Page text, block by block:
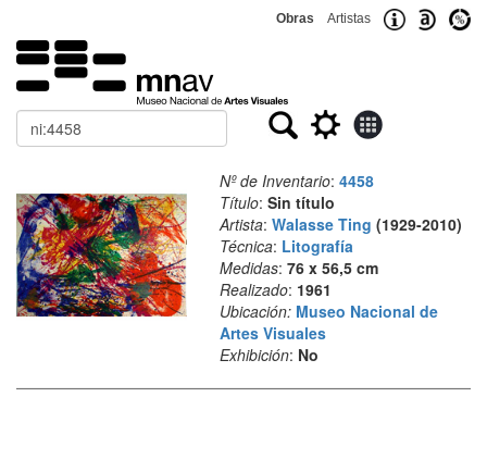
Obras Artistas
Buscar
Nº de Inventario: 4458
Título: Sin título
Artista: Walasse Ting (1929-2010)
Técnica: Litografía
Medidas: 76 x 56,5 cm
Realizado: 1961
Ubicación: Museo Nacional de
Artes Visuales
Exhibición: No